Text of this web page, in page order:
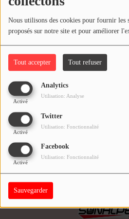
Nous utilisons des cookies pour fournir les
proposés sur notre site et pour améliorer
Tout accepter Tout refuser
Analytics
Activé
Utilisation: Analyse
Twitter
Activé
Utilisation: Fonctionnalité
Facebook
Activé
Utilisation: Fonctionnalité
Sauvegarder
COMMENT NOUS ÉCOUTER ?
NOS REPLAYS
Médias
PHOTOS
PODCASTS
Participez
DÉDICACES
JEUX CONCOURS
LE T'CHAT DES AUDITEURS
Commentaires(0)
Connectez-vous pour
SE CONNECTER
Déjà +700 auditeurs